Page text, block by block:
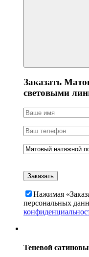
Заказать
световыми
Нажимая
персональных
Теневой